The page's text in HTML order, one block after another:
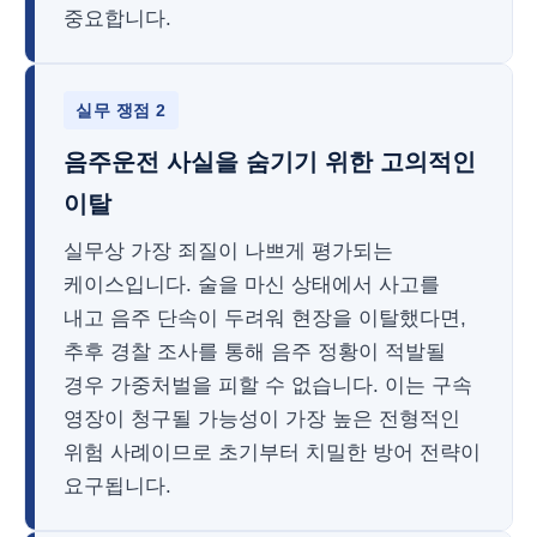
중요합니다.
실무 쟁점 2
음주운전 사실을 숨기기 위한 고의적인
이탈
실무상 가장 죄질이 나쁘게 평가되는
케이스입니다. 술을 마신 상태에서 사고를
내고 음주 단속이 두려워 현장을 이탈했다면,
추후 경찰 조사를 통해 음주 정황이 적발될
경우 가중처벌을 피할 수 없습니다. 이는 구속
영장이 청구될 가능성이 가장 높은 전형적인
위험 사례이므로 초기부터 치밀한 방어 전략이
요구됩니다.